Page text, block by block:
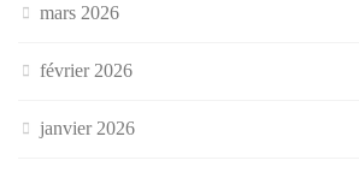
mars 2026
février 2026
janvier 2026